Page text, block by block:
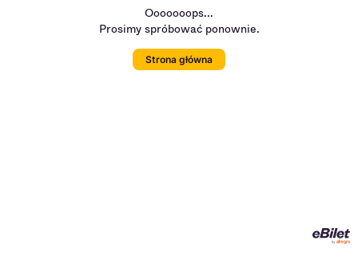
Ooooooops...
Prosimy spróbować ponownie.
Strona główna